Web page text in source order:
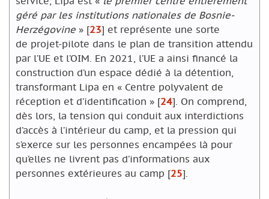
géré par les institutions nationales de Bosnie-
Herzégovine»[23] et représente une sorte
de projet-pilote dans le plan de transition attendu
par l’UE et l’OIM. En 2021, l’UE a ainsi financé la
construction d’un espace dédié à la détention,
transformant Lipa en « Centre polyvalent de
réception et d’identification »[24]. On comprend,
dès lors, la tension qui conduit aux interdictions
d’accès à l’intérieur du camp, et la pression qui
s’exerce sur les personnes encampées là pour
qu’elles ne livrent pas d’informations aux
personnes extérieures au camp [25].